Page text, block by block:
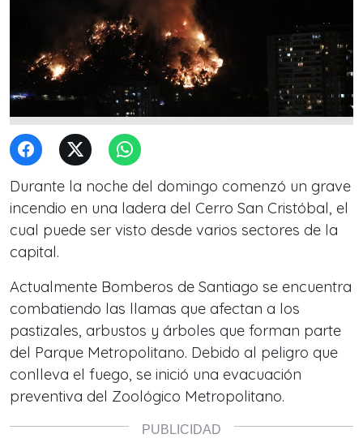
Durante la noche del domingo comenzó un grave
incendio en una ladera del Cerro San Cristóbal, el
cual puede ser visto desde varios sectores de la
capital.
Actualmente Bomberos de Santiago se encuentra
combatiendo las llamas que afectan a los
pastizales, arbustos y árboles que forman parte
del Parque Metropolitano. Debido al peligro que
conlleva el fuego, se inició una evacuación
preventiva del Zoológico Metropolitano.